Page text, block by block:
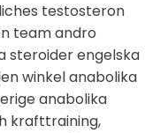
testosteron
team andro
steroider engelska
winkel anabolika
anabolika
krafttraining,